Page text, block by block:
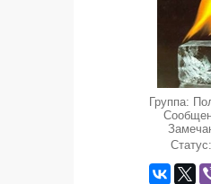
Группа:
Статус: